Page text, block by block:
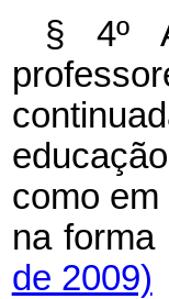
§ 4º
como
na
de 2009)